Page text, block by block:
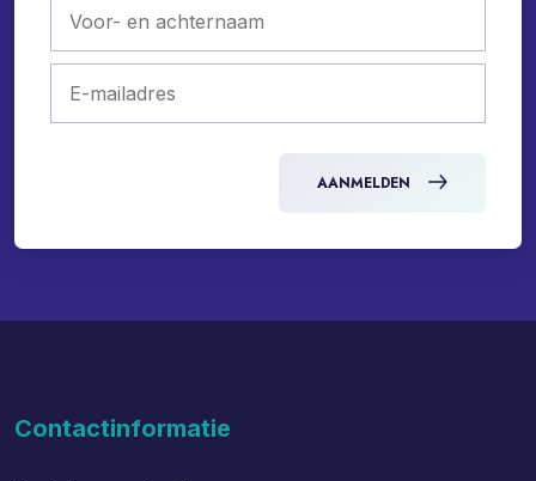
AANMELDEN
Contactinformatie